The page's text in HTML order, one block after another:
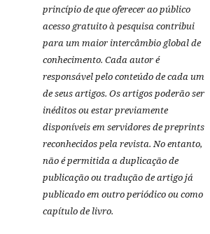
princípio de que oferecer ao público
acesso gratuito à pesquisa contribui
para um maior intercâmbio global de
conhecimento. Cada autor é
responsável pelo conteúdo de cada um
de seus artigos. Os artigos poderão ser
inéditos ou estar previamente
disponíveis em servidores de preprints
reconhecidos pela revista. No entanto,
não é permitida a duplicação de
publicação ou tradução de artigo já
publicado em outro periódico ou como
capítulo de livro.